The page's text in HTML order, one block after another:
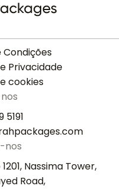
5191
nos
Nassima Tower,
Road,
Condições
Privacidade
cookies